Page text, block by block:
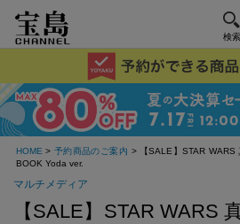
検索
HOME > 予約商品のご案内 > 【SALE】STAR WARS
BOOK Yoda ver.
マルチメディア
【SALE】STAR WARS